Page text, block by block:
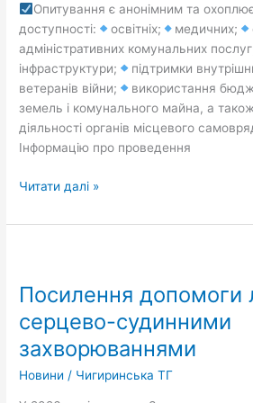
Опитування є анонімним та
доступності:
освітніх; медичних;
адміністративних комунальних
інфраструктури;
підтримки
ветеранів війни;
використання
земель і комунального майна, а
діяльності органів місцевого
Інформацію про проведення
під
час
визначення
пріоритетів
майбутніх
контрольних
заходів
Читати далі »
Посилення допомоги
серцево-судинними
захворюваннями
Новини / Чигиринська ТГ
людям
серцево-
судинними
захворюваннями